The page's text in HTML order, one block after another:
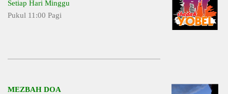
Setiap Hari Minggu
Pukul 11:00 Pagi
MEZBAH DOA